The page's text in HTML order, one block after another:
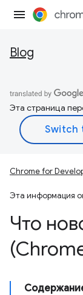
Blog
Эта страница
Chrome for
Эта информация
Что